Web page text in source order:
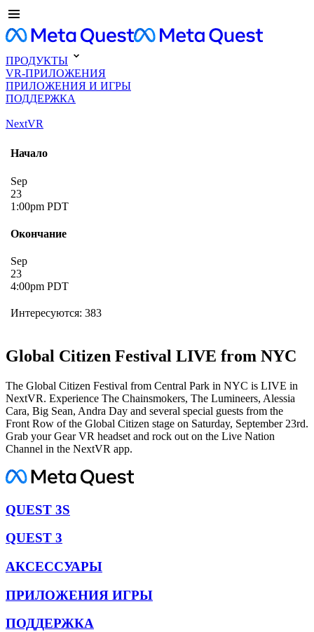
ПРОДУКТЫ
VR-ПРИЛОЖЕНИЯ
ПРИЛОЖЕНИЯ И ИГРЫ
ПОДДЕРЖКА
NextVR
Начало
Sep
23
1:00pm PDT
Окончание
Sep
23
4:00pm PDT
Интересуются: 383
Global Citizen Festival LIVE from NYC
The Global Citizen Festival from Central Park in NYC is LIVE in
NextVR. Experience The Chainsmokers, The Lumineers, Alessia
Cara, Big Sean, Andra Day and several special guests from the
Front Row of the Global Citizen stage on Saturday, September 23rd.
Grab your Gear VR headset and rock out on the Live Nation
Channel in the NextVR app.
QUEST 3S
QUEST 3
АКСЕССУАРЫ
ПРИЛОЖЕНИЯ ИГРЫ
ПОДДЕРЖКА